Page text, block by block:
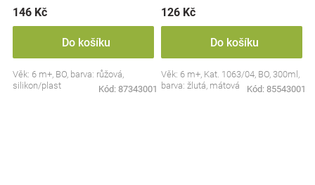
146 Kč
Do košíku
Věk: 6 m+, BO, barva: růžová,
silikon/plast
Kód: 87343001
126 Kč
Do košíku
Věk: 6 m+, Kat. 1063/04, BO, 300ml,
barva: žlutá, mátová
Kód: 85543001